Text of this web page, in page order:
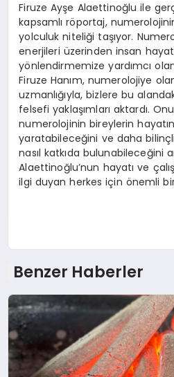
Firuze Ayşe Alaettinoğlu ile
kapsamlı röportaj,
yolculuk niteliği taşıyor.
enerjileri üzerinden insan
yönlendirmemize yardımcı
Firuze Hanım, numerolojiye
uzmanlığıyla, bizlere bu
felsefi yaklaşımları aktardı.
numerolojinin bireylerin
yaratabileceğini ve daha
nasıl katkıda bulunabileceğini
Alaettinoğlu’nun hayatı ve
ilgi duyan herkes için önemli
Benzer Haberler